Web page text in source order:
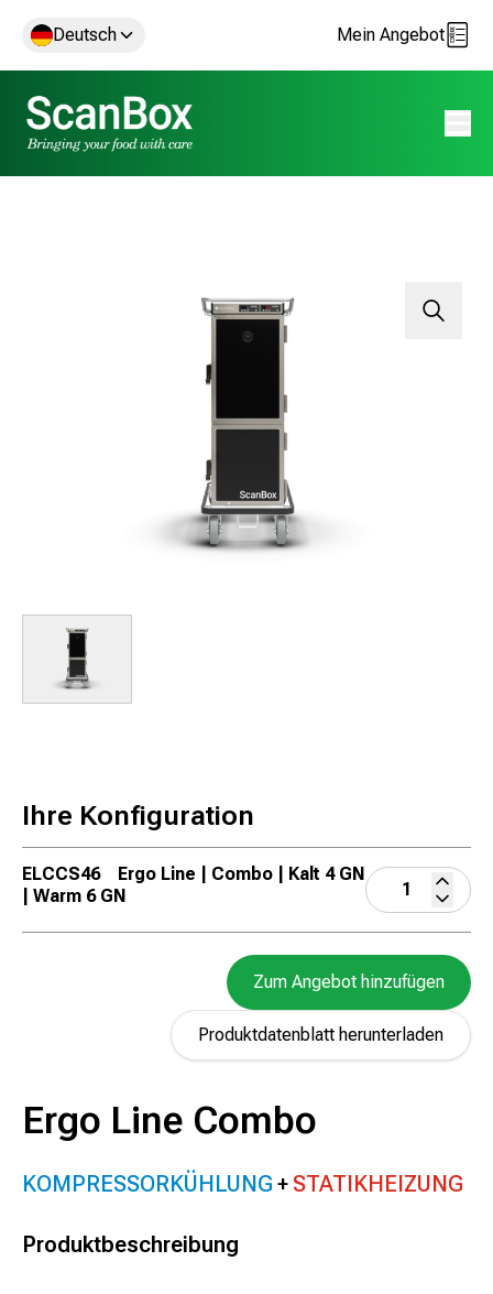
Deutsch Mein Angebot
Ergo Line Combo
KOMPRESSORKÜHLUNG STATIKHEIZUNG
Produktbeschreibung
Ihre Konfiguration
ELCCS46
Ergo Line | Combo | Kalt 4 GN
| Warm 6 GN
Zum Angebot hinzufügen
Produktdatenblatt herunterladen